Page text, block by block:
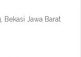
Bekasi Jawa Barat